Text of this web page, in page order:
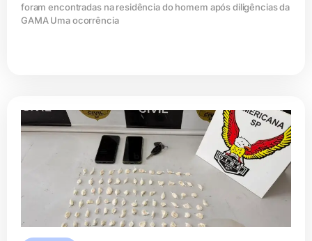
foram encontradas na residência do homem após diligências da
GAMA Uma ocorrência